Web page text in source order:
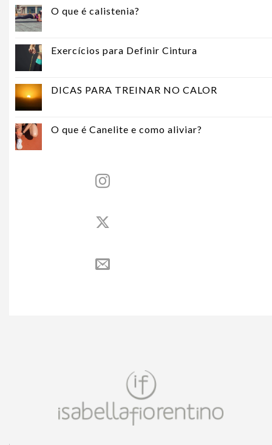
O que é calistenia?
Exercícios para Definir Cintura
DICAS PARA TREINAR NO CALOR
O que é Canelite e como aliviar?